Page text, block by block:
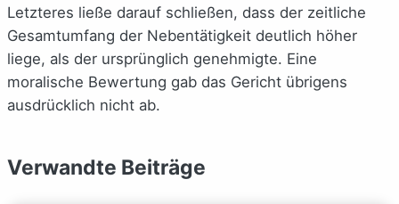
Letzteres ließe darauf schließen, dass der zeitliche
Gesamtumfang der Nebentätigkeit deutlich höher
liege, als der ursprünglich genehmigte. Eine
moralische Bewertung gab das Gericht übrigens
ausdrücklich nicht ab.
Verwandte Beiträge